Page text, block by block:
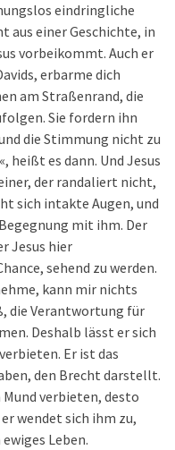
eindringliche
aus einer Geschichte, in
vorbeikommt. Auch er
erbarme dich
am Straßenrand, die
Sie fordern ihn
die Stimmung nicht zu
heißt es dann. Und Jesus
der randaliert nicht,
sich intakte Augen, und
mit ihm. Der
Jesus hier
sehend zu werden.
kann mir nichts
die Verantwortung für
Deshalb lässt er sich
Er ist das
den Brecht darstellt.
verbieten, desto
wendet sich ihm zu,
Leben.